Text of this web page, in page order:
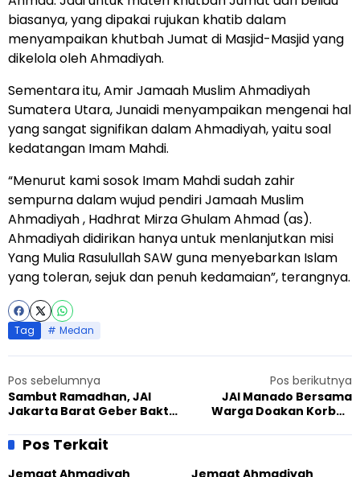
biasanya, yang dipakai rujukan khatib dalam
menyampaikan khutbah Jumat di Masjid-Masjid yang
dikelola oleh Ahmadiyah.
Sementara itu, Amir Jamaah Muslim Ahmadiyah
Sumatera Utara, Junaidi menyampaikan mengenai hal
yang sangat signifikan dalam Ahmadiyah, yaitu soal
kedatangan Imam Mahdi.
“Menurut kami sosok Imam Mahdi sudah zahir
sempurna dalam wujud pendiri Jamaah Muslim
Ahmadiyah , Hadhrat Mirza Ghulam Ahmad (as).
Ahmadiyah didirikan hanya untuk menlanjutkan misi
Yang Mulia Rasulullah SAW guna menyebarkan Islam
yang toleran, sejuk dan penuh kedamaian”, terangnya.
Tag Medan
Pos sebelumnya
Sambut Ramadhan, JAI
Jakarta Barat Geber Bakti
Pos berikutnya
JAI Manado Bersama
Warga Doakan Korban
Pos Terkait
Jemaat Ahmadiyah Jemaat Ahmadiyah